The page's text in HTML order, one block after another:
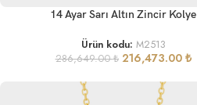
SEPETE EKLE14 Ayar Sarı Altın Zincir Kolye
Ürün kodu: M2513
286,649.00₺ 216,473.00 ₺